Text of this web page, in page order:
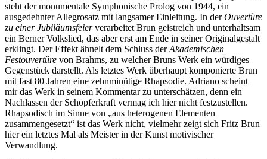
steht der monumentale Symphonische Prolog von 1944, ein
ausgedehnter Allegrosatz mit langsamer Einleitung. In derOuvertüre
zu einer Jubiläumsfeierverarbeitet Brun geistreich und unterhaltsam
ein Berner Volkslied, das aber erst am Ende in seiner Originalgestalt
erklingt. Der Effekt ähnelt dem Schluss derAkademischen
Festouvertüre von Brahms, zu welcher Bruns Werk ein würdiges
Gegenstück darstellt. Als letztes Werk überhaupt komponierte Brun
mit fast 80 Jahren eine zehnminütige Rhapsodie. Adriano scheint
mir das Werk in seinem Kommentar zu unterschätzen, denn ein
Nachlassen der Schöpferkraft vermag ich hier nicht festzustellen.
Rhapsodisch im Sinne von „aus heterogenen Elementen
zusammengesetzt“ ist das Werk nicht, vielmehr zeigt sich Fritz Brun
hier ein letztes Mal als Meister in der Kunst motivischer
Verwandlung.